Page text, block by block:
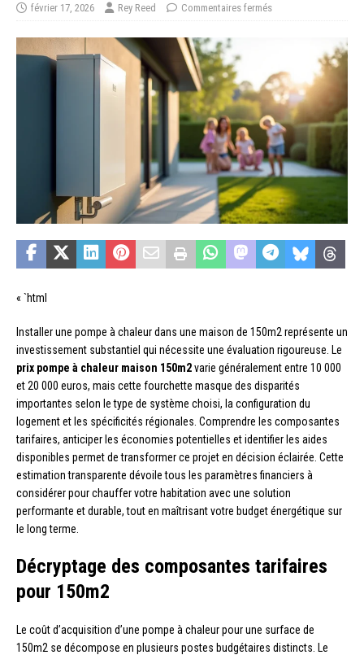
février 17, 2026 Rey Reed Commentaires fermés
« `html
Installer une pompe à chaleur dans une maison de 150m2 représente un
investissement substantiel qui nécessite une évaluation rigoureuse. Le
prix pompe à chaleur maison 150m2varie généralement entre 10 000
et 20 000 euros, mais cette fourchette masque des disparités
importantes selon le type de système choisi, la configuration du
logement et les spécificités régionales. Comprendre les composantes
tarifaires, anticiper les économies potentielles et identifier les aides
disponibles permet de transformer ce projet en décision éclairée. Cette
estimation transparente dévoile tous les paramètres financiers à
considérer pour chauffer votre habitation avec une solution
performante et durable, tout en maîtrisant votre budget énergétique sur
le long terme.
Décryptage des composantes tarifaires
pour 150m2
Le coût d’acquisition d’une pompe à chaleur pour une surface de
150m2 se décompose en plusieurs postes budgétaires distincts. Le